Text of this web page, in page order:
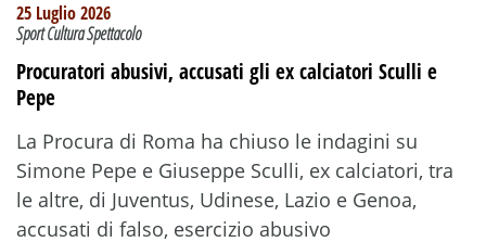
25 Luglio 2026
Sport Cultura Spettacolo
Procuratori abusivi, accusati gli ex calciatori Sculli e
Pepe
La Procura di Roma ha chiuso le indagini su
Simone Pepe e Giuseppe Sculli, ex calciatori, tra
le altre, di Juventus, Udinese, Lazio e Genoa,
accusati di falso, esercizio abusivo